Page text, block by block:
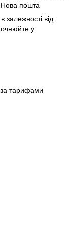
пошта
залежності від
у
тарифами